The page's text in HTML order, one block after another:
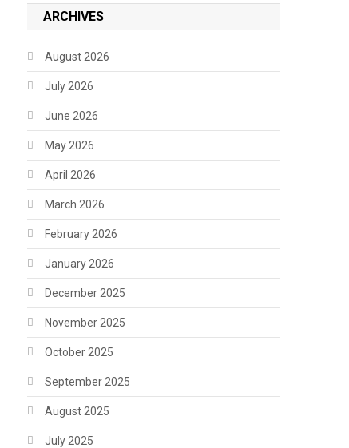
ARCHIVES
August 2026
July 2026
June 2026
May 2026
April 2026
March 2026
February 2026
January 2026
December 2025
November 2025
October 2025
September 2025
August 2025
July 2025